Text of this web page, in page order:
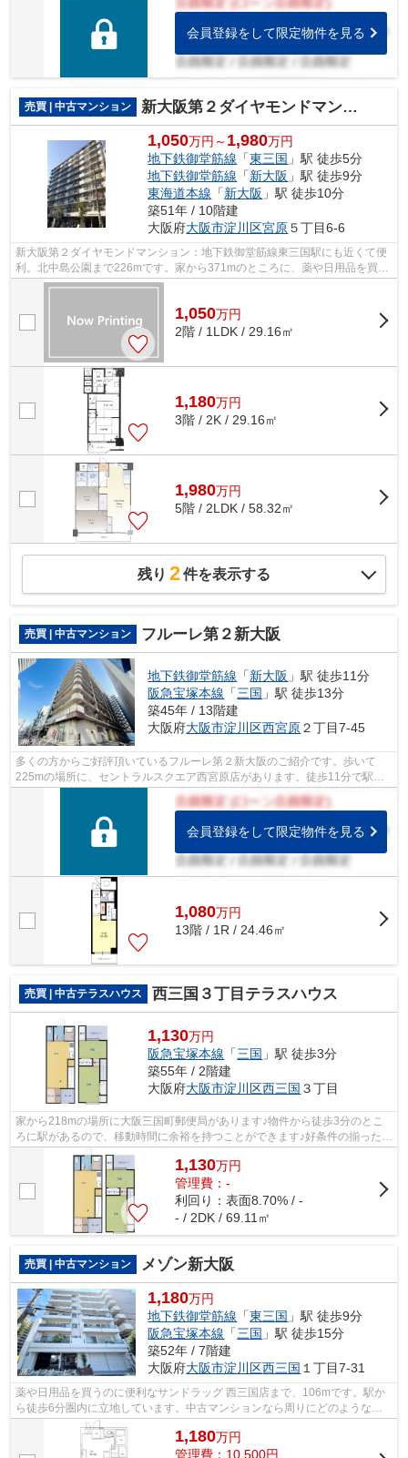
会員登録をして限定物件を見る
売買 | 中古マンション 新大阪第２ダイヤモンドマンション
1,050万円～ 1,980万円
地下鉄御堂筋線 「東三国 」駅 徒歩5分
地下鉄御堂筋線 「新大阪 」駅 徒歩9分
東海道本線 「新大阪 」駅 徒歩10分
築51年 / 10階建
大阪府大阪市淀川区宮原５丁目6-6
新大阪第２ダイヤモンドマンション：地下鉄御堂筋線東三国駅にも近くて便
利。北中島公園まで226mです。家から371mのところに、薬や日用品を買う
のに便利なスギ薬局 東三国駅前店があり...
1,050万円
2階 / 1LDK / 29.16㎡
1,180万円
3階 / 2K / 29.16㎡
1,980万円
5階 / 2LDK / 58.32㎡
残り 2件を表示する
売買 | 中古マンション フルーレ第２新大阪
地下鉄御堂筋線 「新大阪 」駅 徒歩11分
阪急宝塚本線 「三国 」駅 徒歩13分
築45年 / 13階建
大阪府大阪市淀川区西宮原２丁目7-45
多くの方からご好評頂いているフルーレ第２新大阪のご紹介です。歩いて
225mの場所に、セントラルスクエア西宮原店があります。徒歩11分で駅へ
のアクセスが可能な物件です。中古マンシ...
会員登録をして限定物件を見る
1,080万円
13階 / 1R / 24.46㎡
売買 | 中古テラスハウス 西三国３丁目テラスハウス
1,130万円
阪急宝塚本線 「三国 」駅 徒歩3分
築55年 / 2階建
大阪府大阪市淀川区西三国 ３丁目
家から218mの場所に大阪三国町郵便局があります♪物件から徒歩3分のとこ
ろに駅があるので、移動時間に余裕を持つことができます♪好条件の揃った前
面道路6m以上の物件をお薦めいたします...
1,130万円
管理費：-
利回り：表面8.70% / -
- / 2DK / 69.11㎡
売買 | 中古マンション メゾン新大阪
1,180万円
地下鉄御堂筋線 「東三国 」駅 徒歩9分
阪急宝塚本線 「三国 」駅 徒歩15分
築52年 / 7階建
大阪府大阪市淀川区西三国 １丁目7-31
薬や日用品を買うのに便利なサンドラッグ 西三国店まで、106mです。駅か
ら徒歩6分圏内に立地しています。中古マンションなら周りにどのような人
が住んでいるかも知ることができます。...
1,180万円
管理費：10,500円